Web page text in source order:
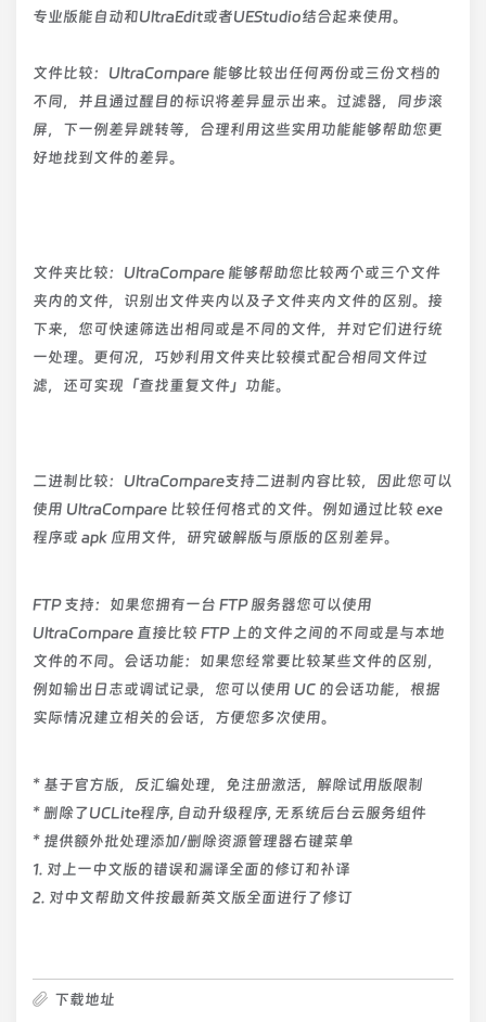
专业版能自动和UltraEdit或者UEStudio结合起来使用。
文件比较：UltraCompare 能够比较出任何两份或三份文档的
不同，并且通过醒目的标识将差异显示出来。过滤器，同步滚
屏，下一例差异跳转等，合理利用这些实用功能能够帮助您更
好地找到文件的差异。
文件夹比较：UltraCompare 能够帮助您比较两个或三个文件
夹内的文件，识别出文件夹内以及子文件夹内文件的区别。接
下来，您可快速筛选出相同或是不同的文件，并对它们进行统
一处理。更何况，巧妙利用文件夹比较模式配合相同文件过
滤，还可实现「查找重复文件」功能。
二进制比较：UltraCompare支持二进制内容比较，因此您可以
使用 UltraCompare 比较任何格式的文件。例如通过比较 exe
程序或 apk 应用文件，研究破解版与原版的区别差异。
FTP 支持：如果您拥有一台 FTP 服务器您可以使用
UltraCompare 直接比较 FTP 上的文件之间的不同或是与本地
文件的不同。会话功能：如果您经常要比较某些文件的区别，
例如输出日志或调试记录，您可以使用 UC 的会话功能，根据
实际情况建立相关的会话，方便您多次使用。
* 基于官方版，反汇编处理，免注册激活，解除试用版限制
* 删除了UCLite程序, 自动升级程序, 无系统后台云服务组件
* 提供额外批处理添加/删除资源管理器右键菜单
1. 对上一中文版的错误和漏译全面的修订和补译
2. 对中文帮助文件按最新英文版全面进行了修订
下载地址